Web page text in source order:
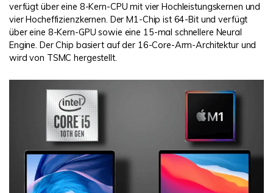
verfügt über eine 8-Kern-CPU mit vier Hochleistungskernen und
vier Hocheffizienzkernen. Der M1-Chip ist 64-Bit und verfügt
über eine 8-Kern-GPU sowie eine 15-mal schnellere Neural
Engine. Der Chip basiert auf der 16-Core-Arm-Architektur und
wird von TSMC hergestellt.